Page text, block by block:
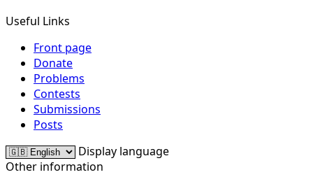
Useful Links
Front page
Donate
Problems
Contests
Submissions
Posts
Display language
Other information